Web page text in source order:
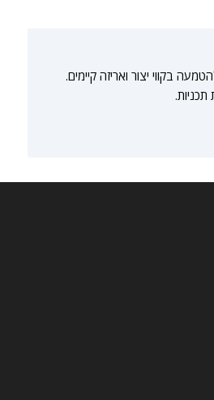
בקווי יצור ואריזה קיימים.
תכניות.